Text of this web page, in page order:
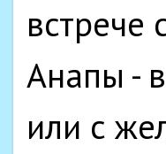
встрече
Анапы -
или с